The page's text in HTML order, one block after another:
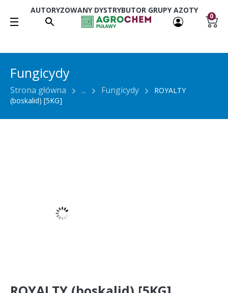
AUTORYZOWANY DYSTRYBUTOR GRUPY AZOTY
0
Fungicydy
Strona główna ... Fungicydy
ROYALTY
(boskalid) [5KG]